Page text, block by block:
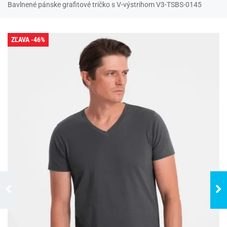
Bavlnené pánske grafitové tričko s V-výstrihom V3-TSBS-0145
ZĽAVA -46%